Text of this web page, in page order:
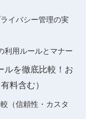
イバシー管理の実
利用ルールとマナー
ルを徹底比較！お
料含む）
（信頼性・カスタ